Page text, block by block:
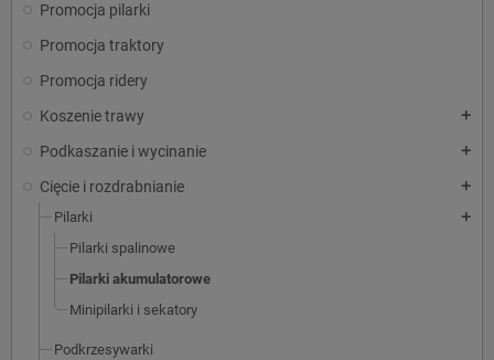
Promocja pilarki
Promocja traktory
Promocja ridery
Koszenie trawy
add
Podkaszanie i wycinanie add
Cięcie i rozdrabnianie add
Pilarki add
Pilarki spalinowe
Pilarki akumulatorowe
Minipilarki i sekatory
Podkrzesywarki